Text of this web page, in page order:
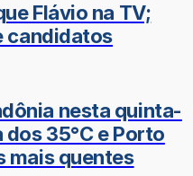
Flávio na TV;
candidatos
nesta quinta-
35°C e Porto
mais quentes